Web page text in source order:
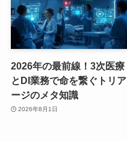
2026年の最前線！3次医療
とDI業務で命を繋ぐトリア
ージのメタ知識
2026年8月1日